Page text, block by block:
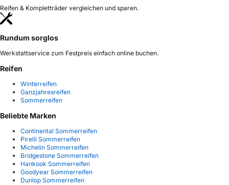
Reifen & Kompletträder vergleichen und sparen.
Rundum sorglos
Werkstattservice zum Festpreis einfach online buchen.
Reifen
Winterreifen
Ganzjahresreifen
Sommerreifen
Beliebte Marken
Continental Sommerreifen
Pirelli Sommerreifen
Michelin Sommerreifen
Bridgestone Sommerreifen
Hankook Sommerreifen
Goodyear Sommerreifen
Dunlop Sommerreifen